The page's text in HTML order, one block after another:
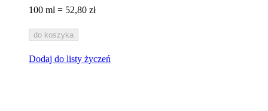
100 ml = 52,80 zł
do koszyka
Dodaj do listy życzeń